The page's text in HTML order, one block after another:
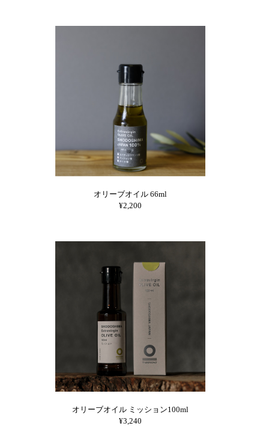
オリーブオイル 66ml
¥2,200
オリーブオイル ミッション100ml
¥3,240